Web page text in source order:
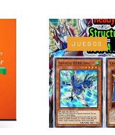
JUEGOS